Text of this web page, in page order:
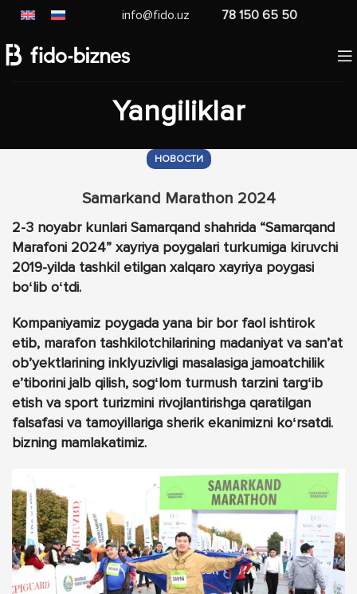
info@fido.uz 78 150 65 50
Yangiliklar
НОВОСТИ
Samarkand Marathon 2024
2-3 noyabr kunlari Samarqand shahrida “Samarqand
Marafoni 2024” xayriya poygalari turkumiga kiruvchi
2019-yilda tashkil etilgan xalqaro xayriya poygasi
boʻlib oʻtdi.
Kompaniyamiz poygada yana bir bor faol ishtirok
etib, marafon tashkilotchilarining madaniyat va sanʼat
obʼyektlarining inklyuzivligi masalasiga jamoatchilik
eʼtiborini jalb qilish, sogʻlom turmush tarzini targʻib
etish va sport turizmini rivojlantirishga qaratilgan
falsafasi va tamoyillariga sherik ekanimizni koʻrsatdi.
bizning mamlakatimiz.